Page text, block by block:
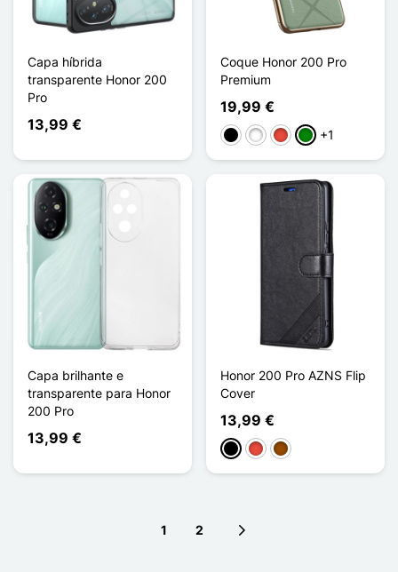
Capa híbrida
transparente Honor 200
Pro
13,99 €
Coque Honor 200 Pro
Premium
19,99 €
PretoBrancoVermelho
Verde
+1
Capa brilhante e
transparente para Honor
200 Pro
13,99 €
Honor 200 Pro AZNS Flip
Cover
13,99 €
PretoVermelhoCastanho
1 2